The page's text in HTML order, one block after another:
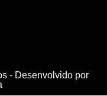
- Desenvolvido por